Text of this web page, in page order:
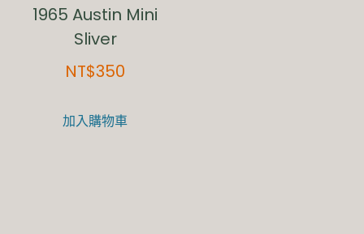
1965 Austin Mini
Sliver
NT$350
加入購物車